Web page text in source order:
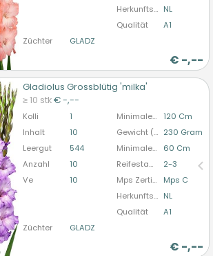
Herkunftsland NL
Qualität
A1
Züchter
GLADZ
€ -,--
Gladiolus Grossblütig 'milka'
≥ 10 stk€ -,--
Kolli 1 Minimale Stiellänge
120 Cm
Inhalt
10 Gewicht (durchschn.) 230 Gram
Leergut
544 Minimale Blütenstandlänge
60 Cm
Anzahl
10 Reifestadium
2-3
Ve
10 Mps Zertifizierung
Mps C
Herkunftsland NL
Qualität
A1
Züchter
GLADZ
€ -,--
'milka'
zijn om te kunnen kopen.
Hier